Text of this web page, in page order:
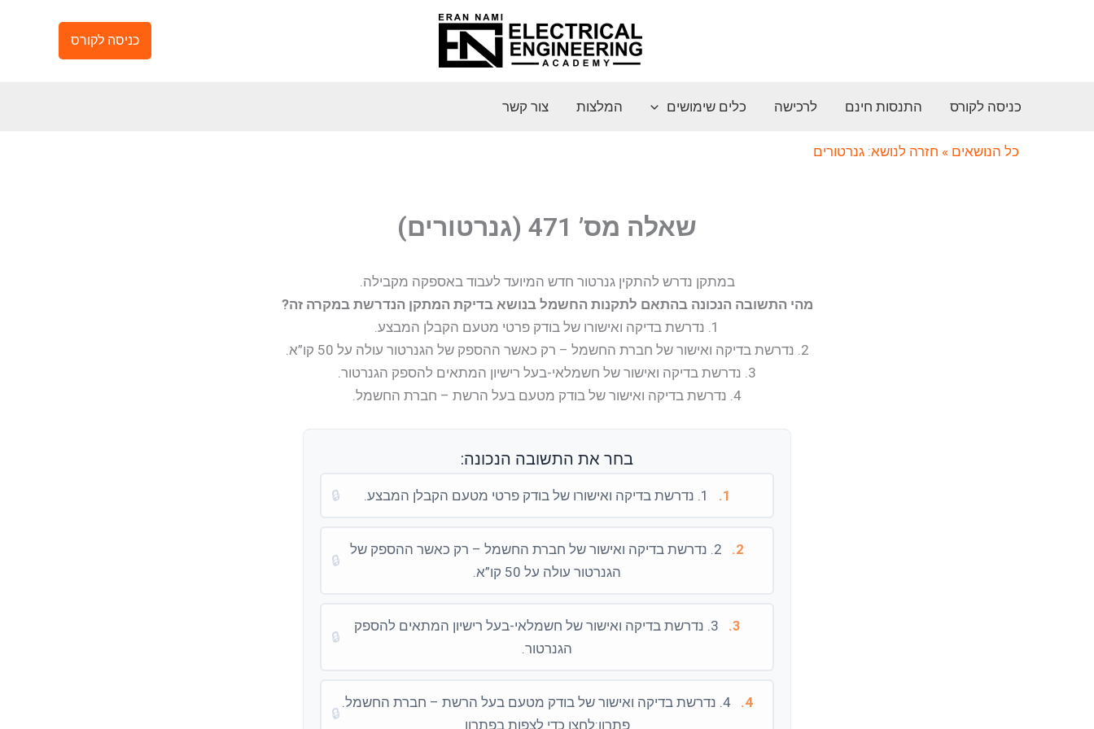
כניסה לקורס
כניסה לקורס התנסות חינם לרכישה כלים שימושים המלצות צור קשר
כל הנושאים » חזרה לנושא: גנרטורים
שאלה מס’ 471 (גנרטורים)
במתקן נדרש להתקין גנרטור חדש המיועד לעבוד באספקה מקבילה.
מהי התשובה הנכונה בהתאם לתקנות החשמל בנושא בדיקת המתקן הנדרשת במקרה זה?
1. נדרשת בדיקה ואישורו של בודק פרטי מטעם הקבלן המבצע.
2. נדרשת בדיקה ואישור של חברת החשמל – רק כאשר ההספק של הגנרטור עולה על 50 קו”א.
3. נדרשת בדיקה ואישור של חשמלאי-בעל רישיון המתאים להספק הגנרטור.
4. נדרשת בדיקה ואישור של בודק מטעם בעל הרשת – חברת החשמל.
בחר את התשובה הנכונה:
1.
🔒
2.
2. נדרשת בדיקה ואישור של חברת החשמל – רק כאשר ההספק של
הגנרטור עולה על 50 קו”א.
🔒
3.
3. נדרשת בדיקה ואישור של חשמלאי-בעל רישיון המתאים להספק
הגנרטור.
🔒
4.
4. נדרשת בדיקה ואישור של בודק מטעם בעל הרשת – חברת החשמל.
פתרון:לחצו כדי לצפות בפתרון
🔒